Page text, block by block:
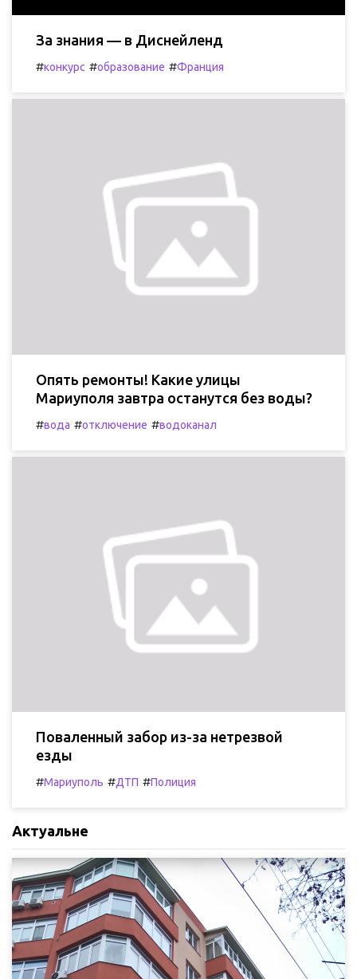
За знания — в Диснейленд
#конкурс #образование #Франция
Опять ремонты! Какие улицы
Мариуполя завтра останутся без воды?
#вода #отключение #водоканал
Поваленный забор из-за нетрезвой
езды
#Мариуполь #ДТП #Полиция
Актуальне